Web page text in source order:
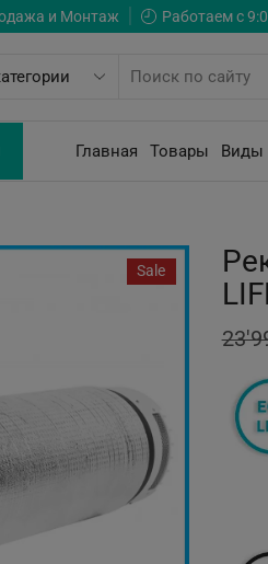
и Монтаж Работаем с
Главная Товары Виды
Sale